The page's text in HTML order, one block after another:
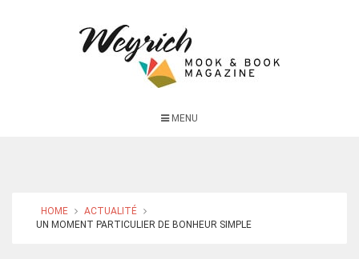
MENU
HOME
ACTUALITÉ
UN MOMENT PARTICULIER DE BONHEUR SIMPLE